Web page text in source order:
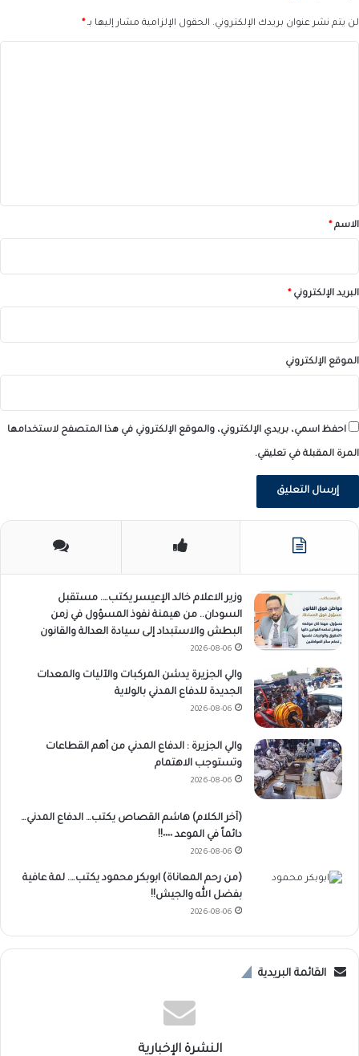
لن يتم نشر عنوان بريدك الإلكتروني. الحقول الإلزامية مشار إليها بـ*
*الاسم*
البريد الإلكتروني*
الموقع الإلكتروني
احفظ اسمي، بريدي الإلكتروني، والموقع الإلكتروني في هذا المتصفح لاستخدامها
المرة المقبلة في تعليقي.
وزير الاعلام خالد الإعيسر يكتب…. مستقبل
السودان.. من هيمنة نفوذ المسؤول في زمن
البطش والاستبداد إلى سيادة العدالة والقانون
2026-08-06
والي الجزيرة يدشن المركبات والآليات والمعدات
الجديدة للدفاع المدني بالولاية
2026-08-06
والي الجزيرة : الدفاع المدني من أهم القطاعات
وتستوجب الاهتمام
2026-08-06
(آخر الكلام) هاشم القصاص يكتب… الدفاع المدني…
دائماً في الموعد ٠٠٠٠!!
2026-08-06
(من رحم المعاناة) ابوبكر محمود يكتب…. لمة عافية
بفضل الله والجيش!!
2026-08-06
القائمة البريدية
النشرة الإخبارية